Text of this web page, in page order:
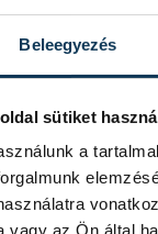
Beleegyezés
sütiket
a
időnként élénk
felmelegedés.